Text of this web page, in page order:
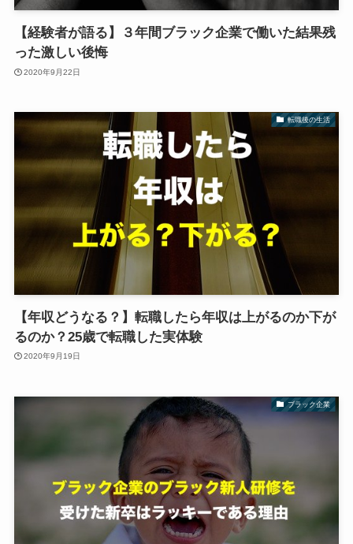
【経験者が語る】３年間ブラック企業で働いた結果残
った激しい後悔
2020年9月22日
転職後の生活
【年収どうなる？】転職したら年収は上がるのか下が
るのか？25歳で転職した実体験
2020年9月19日
ブラック企業